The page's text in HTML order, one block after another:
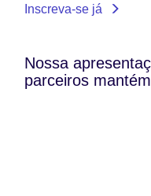
Inscreva-se já
Nossa
parceiros